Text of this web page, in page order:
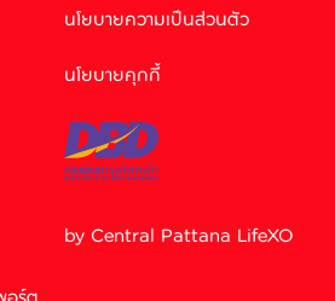
นโยบายความเป็นส่วนตัว
นโยบายคุกกี้
by Central Pattana LifeXO